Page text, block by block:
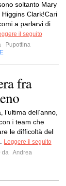
soltanto Mary
Clark!Cari
a parlarvi di
il seguito
Pupottina
fra
dell’anno,
i team che
le difficoltà del
Leggere il seguito
da Andrea